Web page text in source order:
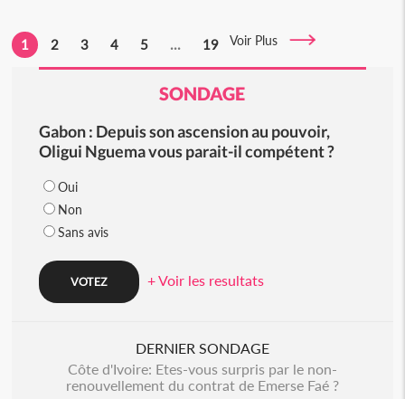
1 2 3 4 5 ... 19 Voir Plus
SONDAGE
Gabon : Depuis son ascension au pouvoir,
Oligui Nguema vous parait-il compétent ?
Oui
Non
Sans avis
+ Voir les resultats
DERNIER SONDAGE
Côte d'Ivoire: Etes-vous surpris par le non-
renouvellement du contrat de Emerse Faé ?